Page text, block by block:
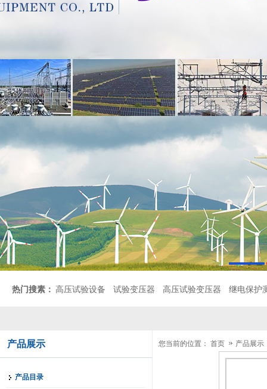
热门搜素： 高压试验设备 试验变压器 高压试验变压器 继电保护
产品展示
产品目录
您当前的位置： 首页 产品展示